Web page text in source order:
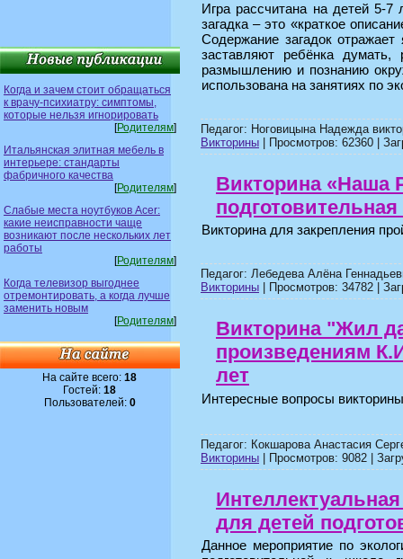
Когда и зачем стоит обращаться
к врачу-психиатру: симптомы,
которые нельзя игнорировать
[Родителям]
Итальянская элитная мебель в
интерьере: стандарты
фабричного качества
[Родителям]
Слабые места ноутбуков Acer:
какие неисправности чаще
возникают после нескольких лет
работы
[Родителям]
Когда телевизор выгоднее
отремонтировать, а когда лучше
заменить новым
[Родителям]
На сайте всего:18
Гостей:18
Пользователей: 0
Игра рассчитана на детей 5-7
загадка – это «краткое
Содержание загадок
заставляют ребёнка думать,
размышлению и познанию
использована на занятиях по
Педагог: Ноговицына Надежда
Викторины | Просмотров: 62360 |
Викторина «Наша
подготовительная
Викторина для закрепления
Педагог: Лебедева Алёна
Викторины | Просмотров: 34782 |
Викторина "Жил
произведениям
лет
Интересные вопросы
Педагог: Кокшарова Анастасия
Викторины | Просмотров: 9082 |
для детей
Данное мероприятие по